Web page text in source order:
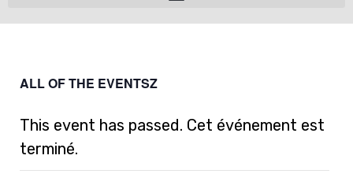
ALL OF THE EVENTSZ
This event has passed. Cet événement est
terminé.